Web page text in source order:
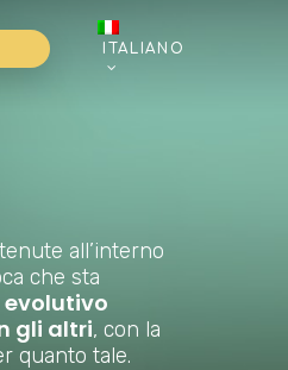
ITALIANO
all’interno
che sta
gli altri, con la
quanto tale.